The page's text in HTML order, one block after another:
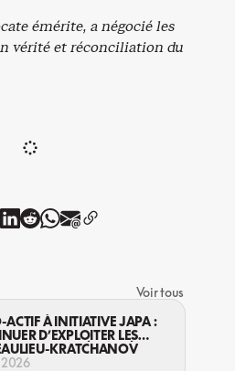
émérite, a négocié les
vérité et réconciliation du
Voir tous
ACTIF À INITIATIVE JAPA :
D’EXPLOITER LES
DANS LA LÉGALITÉ?
KRATCHANOV